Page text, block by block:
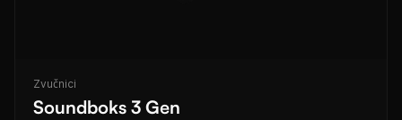
Zvučnici
Soundboks 3 Gen